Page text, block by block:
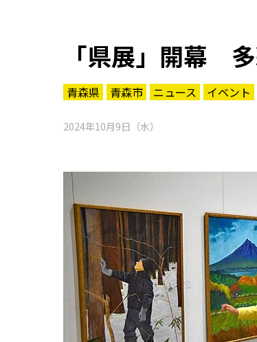
「県展」開幕
青森県 青森市 ニュース イベント
2024年10月9日（水）
パワースポット